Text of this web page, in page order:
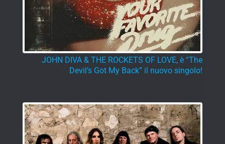
JOHN DIVA & THE ROCKETS OF LOVE, è “The
Devil’s Got My Back” il nuovo singolo!